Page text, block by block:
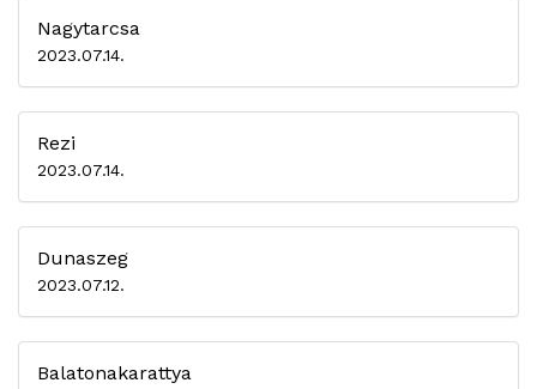
Nagytarcsa
2023.07.14.
Rezi
2023.07.14.
Dunaszeg
2023.07.12.
Balatonakarattya